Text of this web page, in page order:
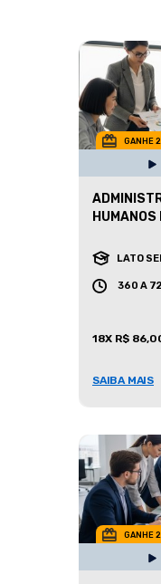
GANHE
LATO
360 A
18X R$
SAIBA MAIS
GANHE